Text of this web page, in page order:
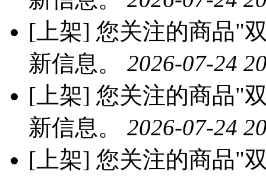
[上架] 您关注的商品"
新信息。 2026-07-24
[上架] 您关注的商品"
新信息。 2026-07-24
[上架] 您关注的商品"